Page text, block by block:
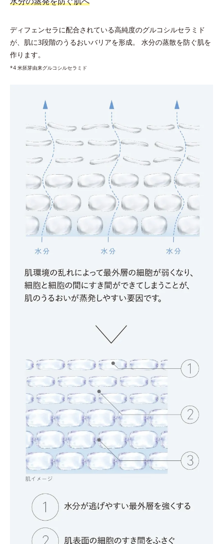
ディフェンセラに配合されている高純度のグルコシルセラミド
が、肌に3段階のうるおいバリアを形成。 水分の蒸散を防ぐ肌を
作ります。
*4 米胚芽由来グルコシルセラミド